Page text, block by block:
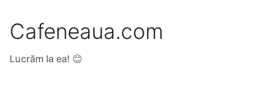
Cafeneaua.com
Lucrăm la ea! 😊